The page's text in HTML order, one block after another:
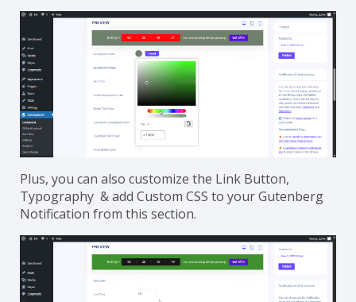
Plus, you can also customize the Link Button,
Typography & add Custom CSS to your Gutenberg
Notification from this section.